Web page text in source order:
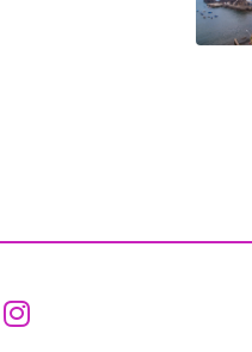
Aceder ao
Aceder ao